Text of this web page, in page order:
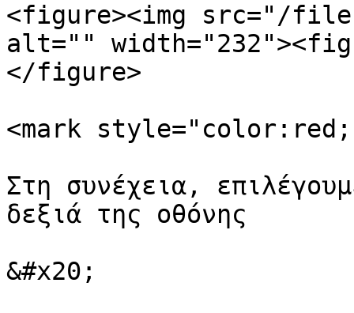
<figure><img src="/files/
alt=""
</figure>
<mark
Στη συνέχεια,
δεξιά της οθόνης
&#x20;